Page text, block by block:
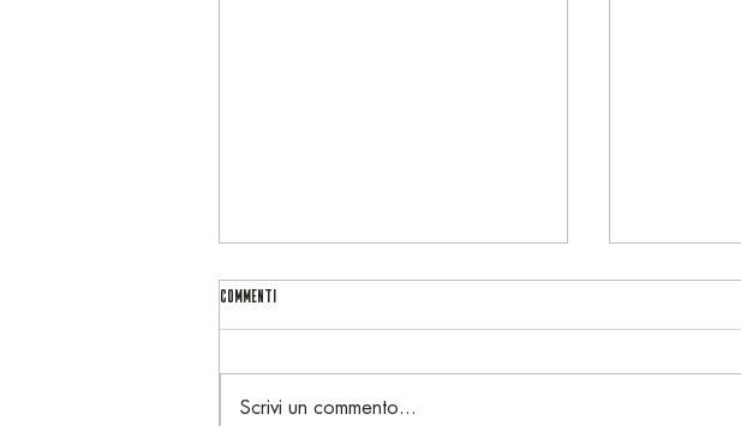
Commenti
Scrivi un commento...